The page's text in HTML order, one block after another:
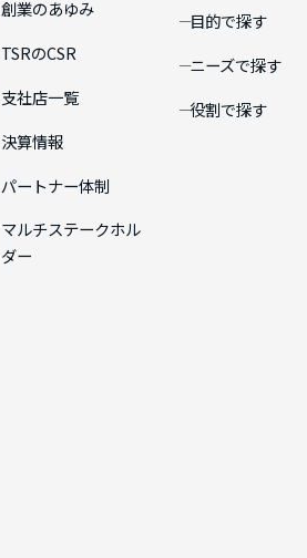
創業のあゆみ
TSRのCSR
支社店一覧
決算情報
パートナー体制
マルチステークホル
ダー
目的で探す
ニーズで探す
役割で探す